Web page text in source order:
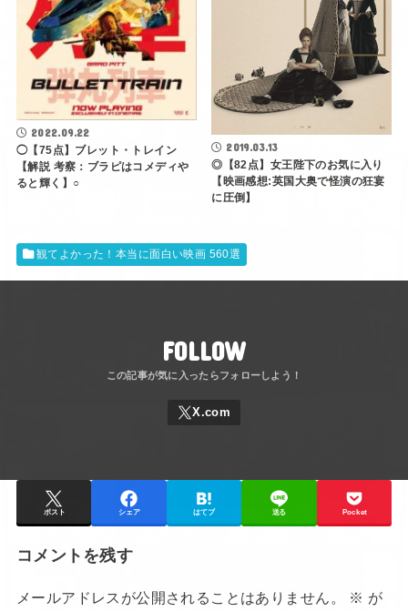
2022.09.22
◯【75点】ブレット・トレイン
【解説 考察：ブラピはコメディや
ると輝く】○
2019.03.13
◎【82点】女王陛下のお気に入り
【映画感想:英国大奥で怪演の狂宴
に圧倒】
観てよかった！本当に面白い映画 560選
FOLLOW
ポスト シェア はてブ 送る Pocket
コメントを残す
メールアドレスが公開されることはありません。 ※ が